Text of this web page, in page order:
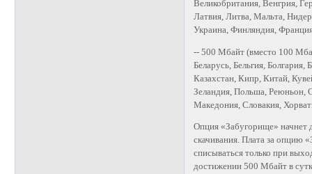
Великобритания, Венгрия,
Латвия, Литва, Мальта,
Украина, Финляндия,
-- 500 Мбайт (вместо 100
Беларусь, Бельгия,
Казахстан, Кипр, Китай,
Зеландия, Польша, Реюньон,
Македония, Словакия,
Опция «Забугорище» начнет
скачивания. Плата за опцию
списываться только при
достижении 500 Мбайт в